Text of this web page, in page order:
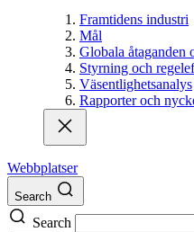
Framtidens industri
Mål
Globala åtaganden
Styrning och
Väsentlighetsanalys
Rapporter och
Webbplatser
Search
Search